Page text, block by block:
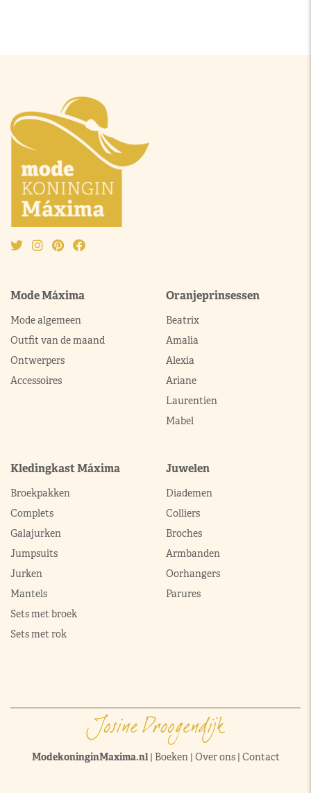
Mode Máxima
Mode algemeen
Outfit van de maand
Ontwerpers
Accessoires
Oranjeprinsessen
Beatrix
Amalia
Alexia
Ariane
Laurentien
Mabel
Kledingkast Máxima
Broekpakken
Complets
Galajurken
Jumpsuits
Jurken
Mantels
Sets met broek
Sets met rok
Juwelen
Diademen
Colliers
Broches
Armbanden
Oorhangers
Parures
ModekoninginMaxima.nl| Boeken| Over ons| Contact